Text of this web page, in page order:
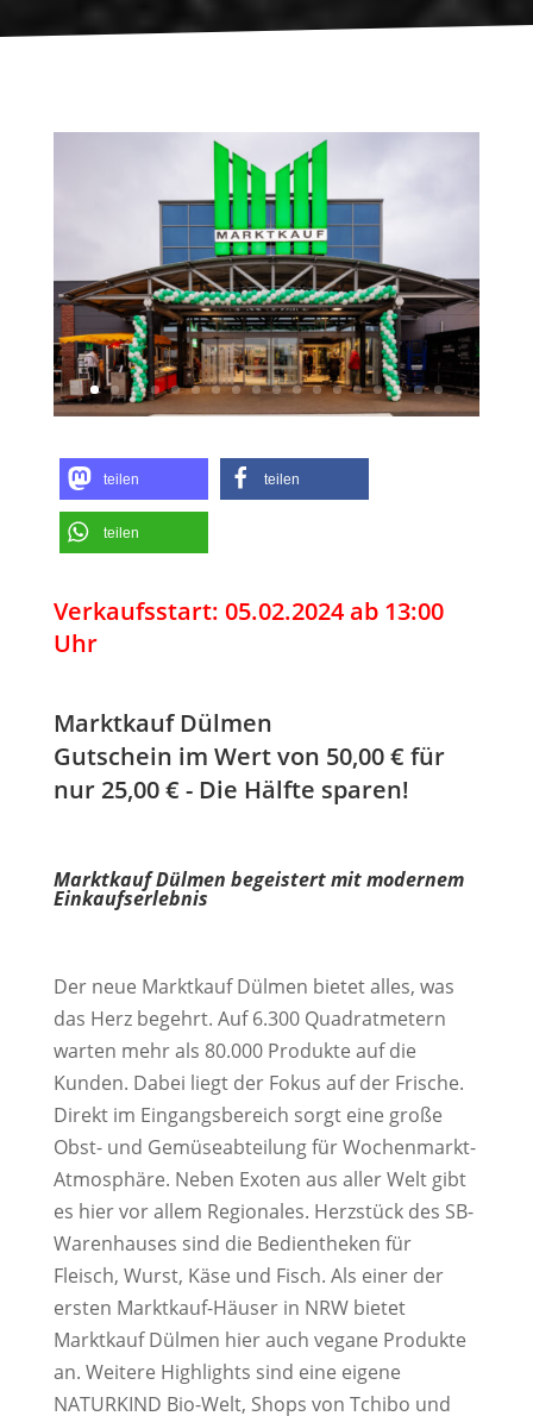
teilen teilen
teilen
Verkaufsstart: 05.02.2024 ab 13:00
Uhr
Marktkauf Dülmen
Gutschein im Wert von 50,00 € für
nur 25,00 € - Die Hälfte sparen!
Marktkauf Dülmen begeistert mit modernem
Einkaufserlebnis
Der neue Marktkauf Dülmen bietet alles, was
das Herz begehrt. Auf 6.300 Quadratmetern
warten mehr als 80.000 Produkte auf die
Kunden. Dabei liegt der Fokus auf der Frische.
Direkt im Eingangsbereich sorgt eine große
Obst- und Gemüseabteilung für Wochenmarkt-
Atmosphäre. Neben Exoten aus aller Welt gibt
es hier vor allem Regionales. Herzstück des SB-
Warenhauses sind die Bedientheken für
Fleisch, Wurst, Käse und Fisch. Als einer der
ersten Marktkauf-Häuser in NRW bietet
Marktkauf Dülmen hier auch vegane Produkte
an. Weitere Highlights sind eine eigene
NATURKIND Bio-Welt, Shops von Tchibo und